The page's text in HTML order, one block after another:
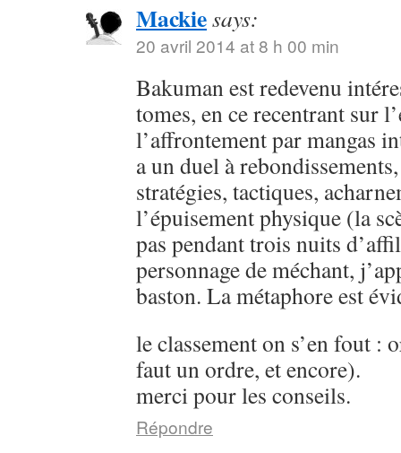
Mackiesays:
20 avril 2014 at 8 h 00 min
Bakuman est redevenu
tomes, en ce recentrant sur
l’affrontement par mangas
a un duel à
stratégies, tactiques,
l’épuisement physique (la
pas pendant trois nuits
personnage de méchant,
baston. La métaphore est
le classement on s’en fout :
faut un ordre, et encore).
merci pour les conseils.
Répondre